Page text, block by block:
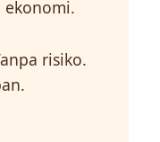
risiko.